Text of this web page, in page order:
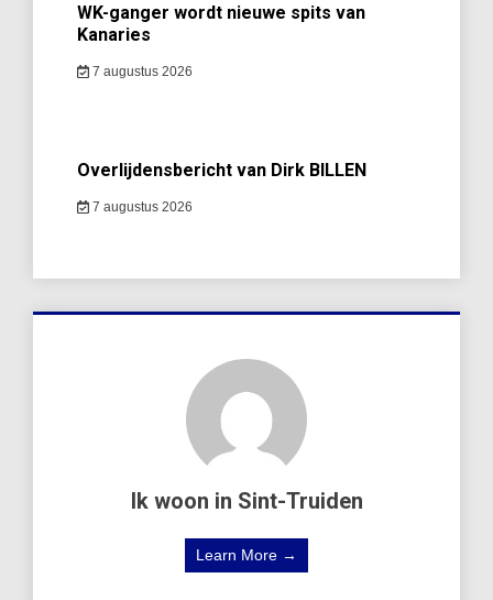
WK-ganger wordt nieuwe spits van
Kanaries
7 augustus 2026
Overlijdensbericht van Dirk BILLEN
7 augustus 2026
Ik woon in Sint-Truiden
Learn More →